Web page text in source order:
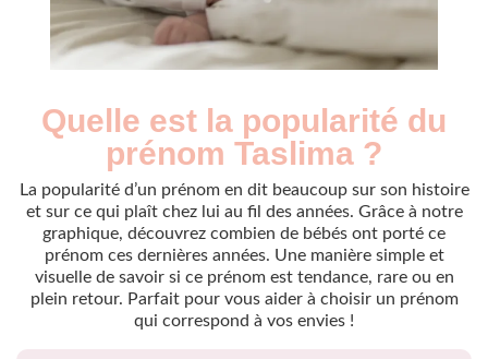
Quelle est la popularité du
prénom Taslima ?
La popularité d’un prénom en dit beaucoup sur son histoire
et sur ce qui plaît chez lui au fil des années. Grâce à notre
graphique, découvrez combien de bébés ont porté ce
prénom ces dernières années. Une manière simple et
visuelle de savoir si ce prénom est tendance, rare ou en
plein retour. Parfait pour vous aider à choisir un prénom
qui correspond à vos envies !
Année
Nouveaux-
nés
2013
5
2014
5
2015
5
2016
5
2018
5
2021
5